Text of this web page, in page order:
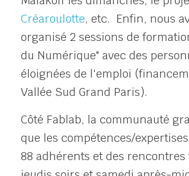
Créaroulotte, etc.  Enfin, nous
organisé 2 sessions de
du Numérique" avec des
éloignées de l'emploi
Vallée Sud Grand Paris).
Côté Fablab, la communauté
que les compétences/
88 adhérents et des rencontres